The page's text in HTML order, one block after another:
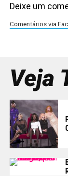
Deixe um
Comentários via
Veja